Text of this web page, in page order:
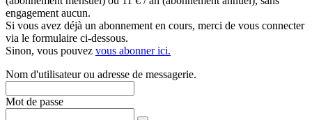
engagement aucun.
Si vous avez déjà un abonnement en cours, merci de vous connecter
via le formulaire ci-dessous.
Sinon, vous pouvez vous abonner ici.
Nom d'utilisateur ou adresse de messagerie.
Mot de passe